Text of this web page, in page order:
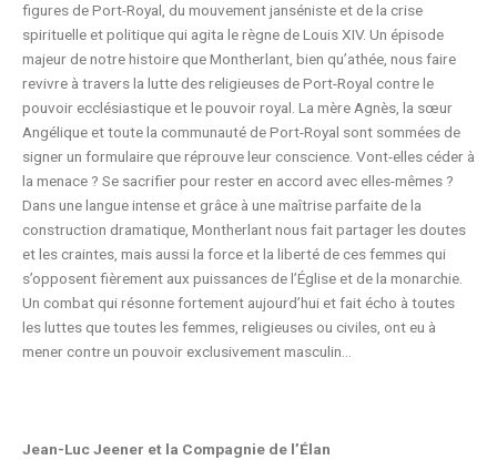
figures de Port-Royal, du mouvement janséniste et de la crise
spirituelle et politique qui agita le règne de Louis XIV. Un épisode
majeur de notre histoire que Montherlant, bien qu’athée, nous faire
revivre à travers la lutte des religieuses de Port-Royal contre le
pouvoir ecclésiastique et le pouvoir royal. La mère Agnès, la sœur
Angélique et toute la communauté de Port-Royal sont sommées de
signer un formulaire que réprouve leur conscience. Vont-elles céder à
la menace ? Se sacrifier pour rester en accord avec elles-mêmes ?
Dans une langue intense et grâce à une maîtrise parfaite de la
construction dramatique, Montherlant nous fait partager les doutes
et les craintes, mais aussi la force et la liberté de ces femmes qui
s’opposent fièrement aux puissances de l’Église et de la monarchie.
Un combat qui résonne fortement aujourd’hui et fait écho à toutes
les luttes que toutes les femmes, religieuses ou civiles, ont eu à
mener contre un pouvoir exclusivement masculin…
Jean-Luc Jeener et la Compagnie de l’Élan